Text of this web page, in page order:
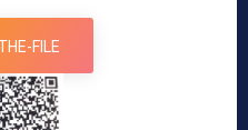
FILE